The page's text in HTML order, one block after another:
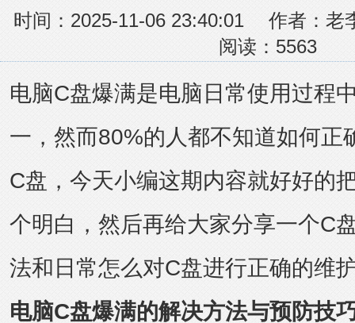
时间：2025-11-06 23:40:01 作者：
阅读： 5563
电脑C盘爆满是电脑日常使用过程
一，然而80%的人都不知道如何正
C盘，今天小编这期内容就好好的
个明白，然后再给大家分享一个C
法和日常怎么对C盘进行正确的维
电脑C盘爆满的解决方法与预防技